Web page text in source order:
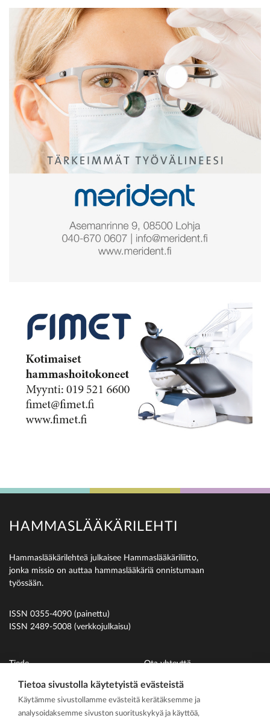
HAMMASLÄÄKÄRILEHTI
Hammaslääkärilehteä julkaisee Hammaslääkäriliitto,
jonka missio on auttaa hammaslääkäriä onnistumaan
työssään.
ISSN 0355-4090 (painettu)
ISSN 2489-5008 (verkkojulkaisu)
Tiede
Uutiset
Ihmiset
Ota yhteyttä
Suomen Hammaslääkäriliitto
Tietoa sivustolla käytetyistä evästeistä
Käytämme sivustollamme evästeitä kerätäksemme ja
analysoidaksemme sivuston suorituskykyä ja käyttöä,